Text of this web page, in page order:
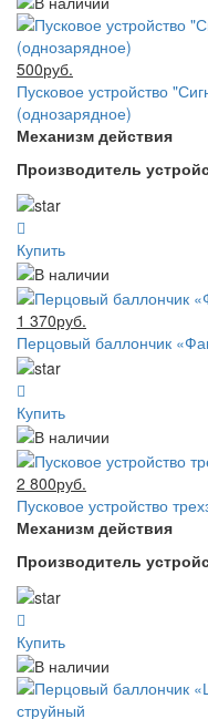
500руб.
Пусковое устройство
(однозарядное)
Механизм действия
Производитель
Купить
1 370руб.
Перцовый баллончик
Купить
2 800руб.
Пусковое устройство
Механизм действия
Производитель
Купить